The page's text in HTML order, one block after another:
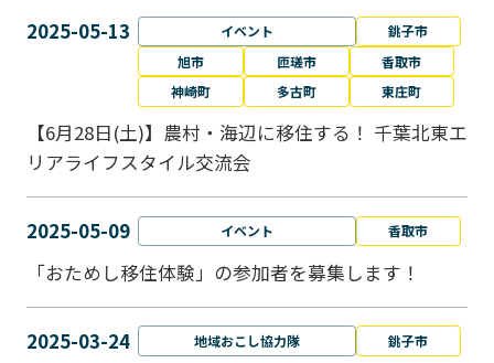
2025-05-13 イベント
銚子市
旭市
匝瑳市
香取市
神崎町
多古町 東庄町
【6月28日(土)】農村・海辺に移住する！ 千葉北東エ
リアライフスタイル交流会
2025-05-09 イベント 香取市
「おためし移住体験」の参加者を募集します！
2025-03-24 地域おこし協力隊 銚子市